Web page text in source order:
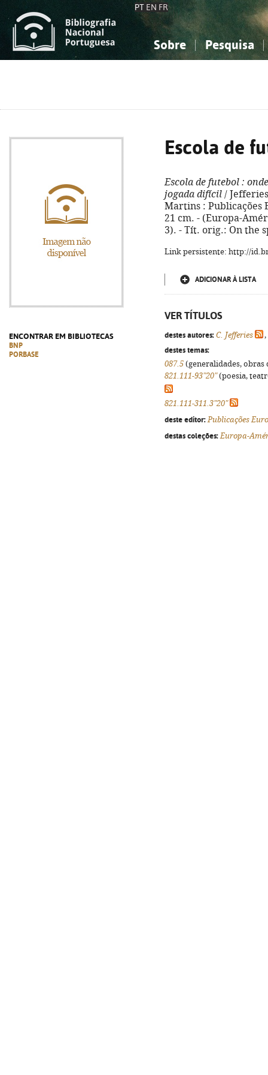
PT EN FR
Sobre Pesquisa
ENCONTRAR EM BIBLIOTECAS
BNP
PORBASE
Escola de
Escola de futebol :
jogada difícil /
Martins : Publicações
21 cm. - (Europa-
3). - Tít. orig.: On the
Link persistente: http://
ADICIONAR À LISTA
VER TÍTULOS
destes autores: C. Jefferies ,
destes temas:
087.5 (generalidades,
821.111-93"20"(poesia,
821.111-311.3"20"
deste editor: Publicações
destas coleções: Europa-